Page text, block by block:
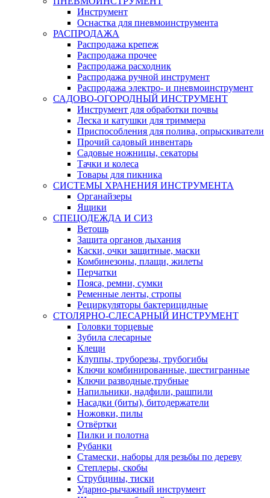
Инструмент
Оснастка для пневмоинструмента
РАСПРОДАЖА
Распродажа крепеж
Распродажа прочее
Распродажа расходник
Распродажа ручной инструмент
Распродажа электро- и пневмоинструмент
САДОВО-ОГОРОДНЫЙ ИНСТРУМЕНТ
Инструмент для обработки почвы
Леска и катушки для триммера
Приспособления для полива, опрыскиватели
Прочий садовый инвентарь
Садовые ножницы, секаторы
Тачки и колеса
Товары для пикника
СИСТЕМЫ ХРАНЕНИЯ ИНСТРУМЕНТА
Органайзеры
Ящики
СПЕЦОДЕЖДА И СИЗ
Ветошь
Защита органов дыхания
Каски, очки защитные, маски
Комбинезоны, плащи, жилеты
Перчатки
Пояса, ремни, сумки
Ременные ленты, стропы
Рециркуляторы бактерицидные
СТОЛЯРНО-СЛЕСАРНЫЙ ИНСТРУМЕНТ
Головки торцевые
Зубила слесарные
Клещи
Клуппы, труборезы, трубогибы
Ключи комбинированные, шестигранные
Ключи разводные,трубные
Напильники, надфили, рашпили
Насадки (биты), битодержатели
Ножовки, пилы
Отвёртки
Пилки и полотна
Рубанки
Стамески, наборы для резьбы по дереву
Степлеры, скобы
Струбцины, тиски
Ударно-рычажный инструмент